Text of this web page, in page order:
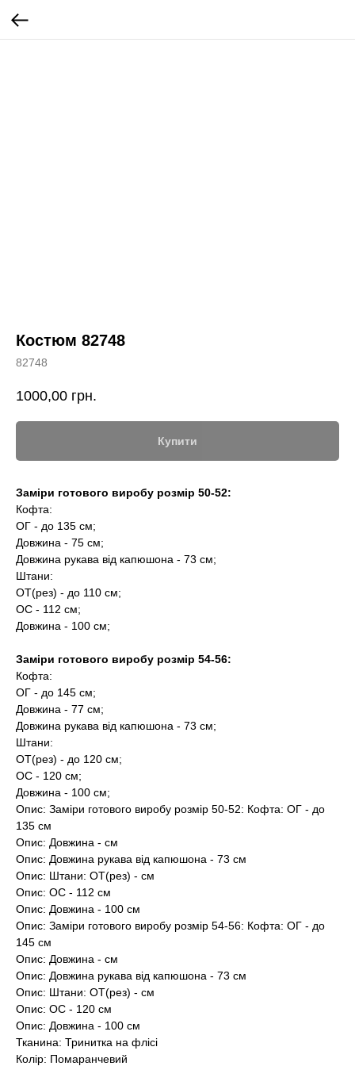
Костюм 82748
82748
1000,00 грн.
Купити
Заміри готового виробу розмір 50-52:
Кофта:
ОГ - до 135 см;
Довжина - 75 см;
Довжина рукава від капюшона - 73 см;
Штани:
ОТ(рез) - до 110 см;
ОС - 112 см;
Довжина - 100 см;
Заміри готового виробу розмір 54-56:
Кофта:
ОГ - до 145 см;
Довжина - 77 см;
Довжина рукава від капюшона - 73 см;
Штани:
ОТ(рез) - до 120 см;
ОС - 120 см;
Довжина - 100 см;
Опис: Заміри готового виробу розмір 50-52: Кофта: ОГ - до
135 см
Опис: Довжина - см
Опис: Довжина рукава від капюшона - 73 см
Опис: Штани: ОТ(рез) - см
Опис: ОС - 112 см
Опис: Довжина - 100 см
Опис: Заміри готового виробу розмір 54-56: Кофта: ОГ - до
145 см
Опис: Довжина - см
Опис: Довжина рукава від капюшона - 73 см
Опис: Штани: ОТ(рез) - см
Опис: ОС - 120 см
Опис: Довжина - 100 см
Тканина: Тринитка на флісі
Колір: Помаранчевий